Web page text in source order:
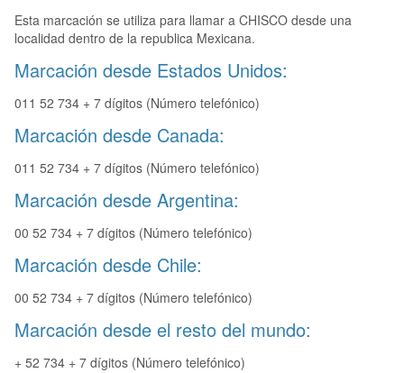
Esta marcación se utiliza para llamar a CHISCO desde una
localidad dentro de la republica Mexicana.
Marcación desde Estados Unidos:
011 52 734 + 7 dígitos (Número telefónico)
Marcación desde Canada:
011 52 734 + 7 dígitos (Número telefónico)
Marcación desde Argentina:
00 52 734 + 7 dígitos (Número telefónico)
Marcación desde Chile:
00 52 734 + 7 dígitos (Número telefónico)
Marcación desde el resto del mundo:
+ 52 734 + 7 dígitos (Número telefónico)